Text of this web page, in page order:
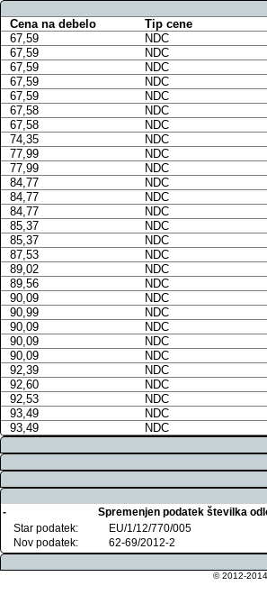
Cena na debelo
Tip cene
67,59
NDC
67,59
NDC
67,59
NDC
67,59
NDC
67,59
NDC
67,58
NDC
67,58
NDC
74,35
NDC
77,99
NDC
77,99
NDC
84,77
NDC
84,77
NDC
84,77
NDC
85,37
NDC
85,37
NDC
87,53
NDC
89,02
NDC
89,56
NDC
90,09
NDC
90,99
NDC
90,09
NDC
90,09
NDC
90,09
NDC
92,39
NDC
92,60
NDC
92,53
NDC
93,49
NDC
93,49
NDC
-
Spremenjen podatek številka
Star podatek:
EU/1/12/770/005
Nov podatek:
62-69/2012-2
© 2012-